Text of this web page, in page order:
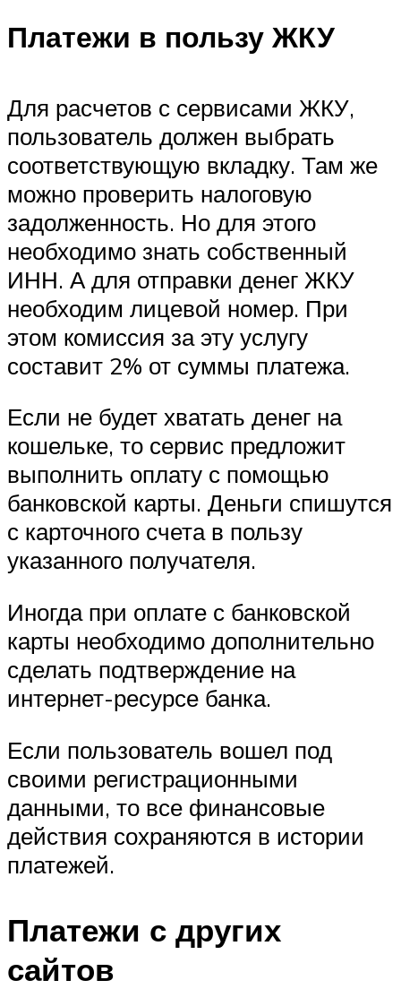
Платежи в пользу ЖКУ
Для расчетов с сервисами ЖКУ,
пользователь должен выбрать
соответствующую вкладку. Там же
можно проверить налоговую
задолженность. Но для этого
необходимо знать собственный
ИНН. А для отправки денег ЖКУ
необходим лицевой номер. При
этом комиссия за эту услугу
составит 2% от суммы платежа.
Если не будет хватать денег на
кошельке, то сервис предложит
выполнить оплату с помощью
банковской карты. Деньги спишутся
с карточного счета в пользу
указанного получателя.
Иногда при оплате с банковской
карты необходимо дополнительно
сделать подтверждение на
интернет-ресурсе банка.
Если пользователь вошел под
своими регистрационными
данными, то все финансовые
действия сохраняются в истории
платежей.
Платежи с других
сайтов